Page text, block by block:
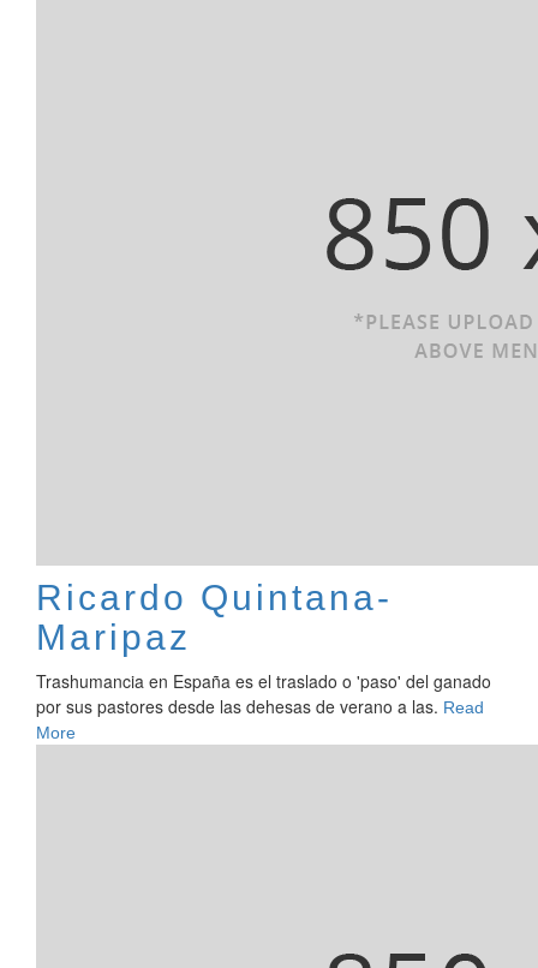
Ricardo Quintana-
Maripaz
Trashumancia en España es el traslado o 'paso' del ganado
por sus pastores desde las dehesas de verano a las. Read
More